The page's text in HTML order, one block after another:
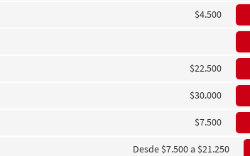
$4.500
$22.500
$30.000
$7.500
Desde $7.500 a $21.250